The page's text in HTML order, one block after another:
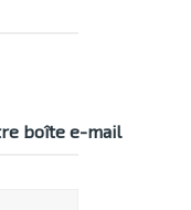
boîte e-mail